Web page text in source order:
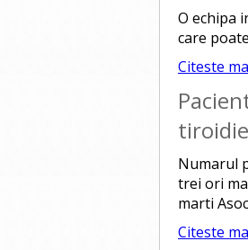
O echipa
care
Citeste
Numarul
trei ori
marti
Citeste